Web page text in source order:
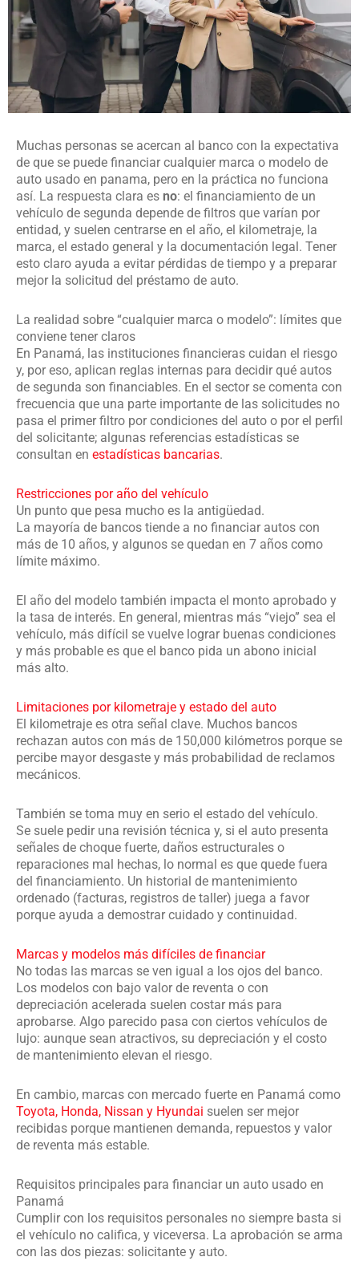
Muchas personas se acercan al banco con la expectativa
de que se puede financiar cualquier marca o modelo de
auto usado en panama, pero en la práctica no funciona
así. La respuesta clara es no: el financiamiento de un
vehículo de segunda depende de filtros que varían por
entidad, y suelen centrarse en el año, el kilometraje, la
marca, el estado general y la documentación legal. Tener
esto claro ayuda a evitar pérdidas de tiempo y a preparar
mejor la solicitud del préstamo de auto.
La realidad sobre “cualquier marca o modelo”: límites que
conviene tener claros
En Panamá, las instituciones financieras cuidan el riesgo
y, por eso, aplican reglas internas para decidir qué autos
de segunda son financiables. En el sector se comenta con
frecuencia que una parte importante de las solicitudes no
pasa el primer filtro por condiciones del auto o por el perfil
del solicitante; algunas referencias estadísticas se
consultan en estadísticas bancarias.
Restricciones por año del vehículo
Un punto que pesa mucho es la antigüedad.
La mayoría de bancos tiende a no financiar autos con
más de 10 años, y algunos se quedan en 7 años como
límite máximo.
El año del modelo también impacta el monto aprobado y
la tasa de interés. En general, mientras más “viejo” sea el
vehículo, más difícil se vuelve lograr buenas condiciones
y más probable es que el banco pida un abono inicial
más alto.
Limitaciones por kilometraje y estado del auto
El kilometraje es otra señal clave. Muchos bancos
rechazan autos con más de 150,000 kilómetros porque se
percibe mayor desgaste y más probabilidad de reclamos
mecánicos.
También se toma muy en serio el estado del vehículo.
Se suele pedir una revisión técnica y, si el auto presenta
señales de choque fuerte, daños estructurales o
reparaciones mal hechas, lo normal es que quede fuera
del financiamiento. Un historial de mantenimiento
ordenado (facturas, registros de taller) juega a favor
porque ayuda a demostrar cuidado y continuidad.
Marcas y modelos más difíciles de financiar
No todas las marcas se ven igual a los ojos del banco.
Los modelos con bajo valor de reventa o con
depreciación acelerada suelen costar más para
aprobarse. Algo parecido pasa con ciertos vehículos de
lujo: aunque sean atractivos, su depreciación y el costo
de mantenimiento elevan el riesgo.
En cambio, marcas con mercado fuerte en Panamá como
Toyota, Honda, Nissan y Hyundai suelen ser mejor
recibidas porque mantienen demanda, repuestos y valor
de reventa más estable.
Requisitos principales para financiar un auto usado en
Panamá
Cumplir con los requisitos personales no siempre basta si
el vehículo no califica, y viceversa. La aprobación se arma
con las dos piezas: solicitante y auto.